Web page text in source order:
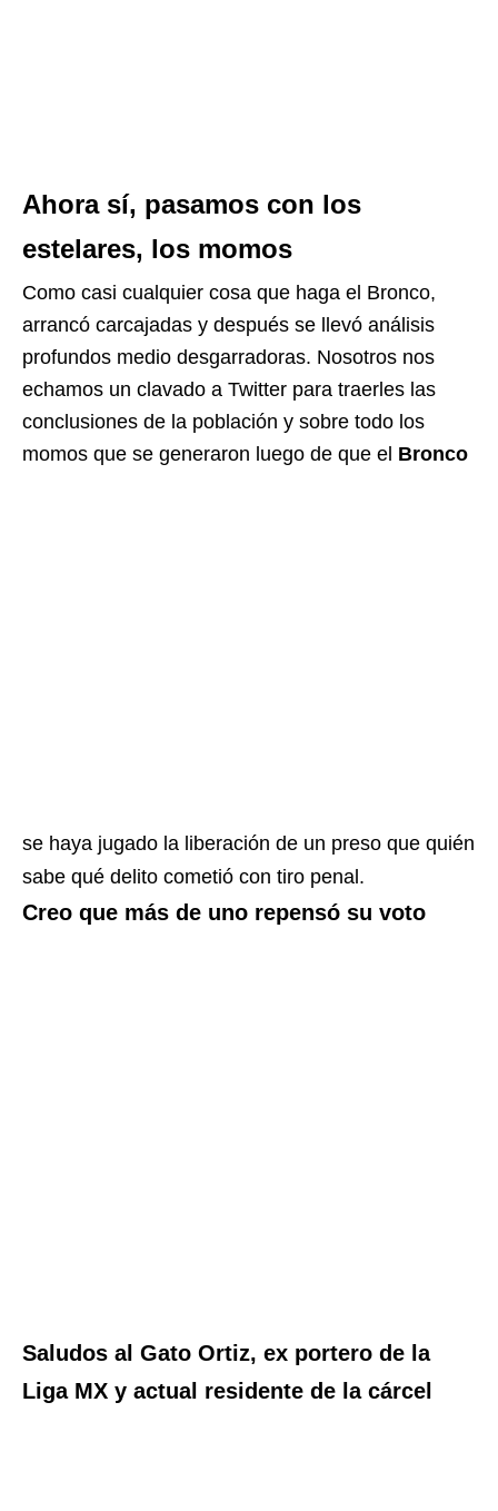
Ahora sí, pasamos con los
estelares, los momos
Como casi cualquier cosa que haga el Bronco,
arrancó carcajadas y después se llevó análisis
profundos medio desgarradoras. Nosotros nos
echamos un clavado a Twitter para traerles las
conclusiones de la población y sobre todo los
momos que se generaron luego de que el Bronco
se haya jugado la liberación de un preso que quién
sabe qué delito cometió con tiro penal.
Creo que más de uno repensó su voto
Saludos al Gato Ortiz, ex portero de la
Liga MX y actual residente de la cárcel